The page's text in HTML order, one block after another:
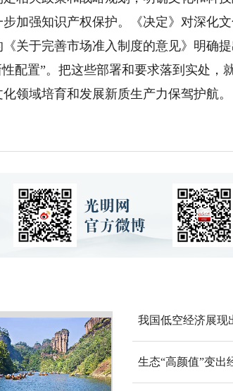
加强知识产权保护。《决定》对深化
关于完善市场准入制度的意见》明确
配置”。把这些部署和要求落到实处，
领域培育和发展新质生产力保驾护航。
我国低空经济展现
生态“高颜值”变出